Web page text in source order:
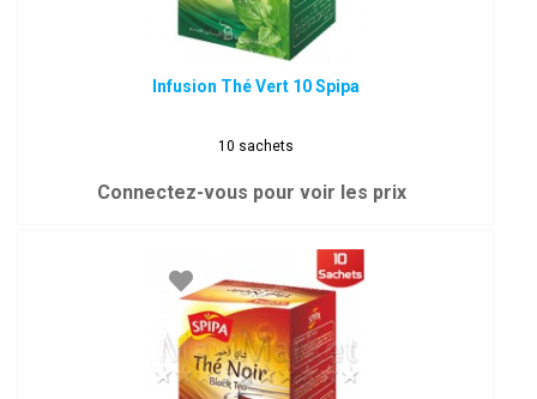
Infusion Thé Vert 10 Spipa
10 sachets
Connectez-vous pour voir les prix